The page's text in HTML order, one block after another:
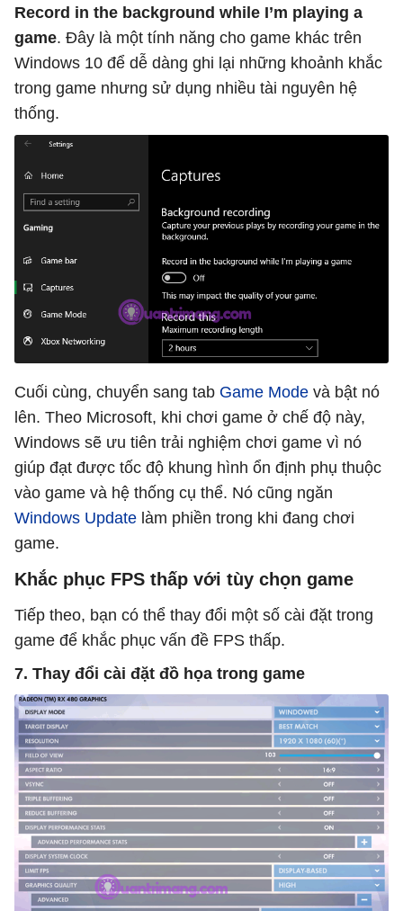
Record in the background while I’m playing a
game. Đây là một tính năng cho game khác trên
Windows 10 để dễ dàng ghi lại những khoảnh khắc
trong game nhưng sử dụng nhiều tài nguyên hệ
thống.
Cuối cùng, chuyển sang tab Game Mode và bật nó
lên. Theo Microsoft, khi chơi game ở chế độ này,
Windows sẽ ưu tiên trải nghiệm chơi game vì nó
giúp đạt được tốc độ khung hình ổn định phụ thuộc
vào game và hệ thống cụ thể. Nó cũng ngăn
Windows Update làm phiền trong khi đang chơi
game.
Khắc phục FPS thấp với tùy chọn game
Tiếp theo, bạn có thể thay đổi một số cài đặt trong
game để khắc phục vấn đề FPS thấp.
7. Thay đổi cài đặt đồ họa trong game